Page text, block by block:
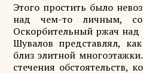
Этого простить было
над чем-то личным,
Оскорбительный ржач над
Шувалов представлял,
близ элитной
стечения обстоятельств,